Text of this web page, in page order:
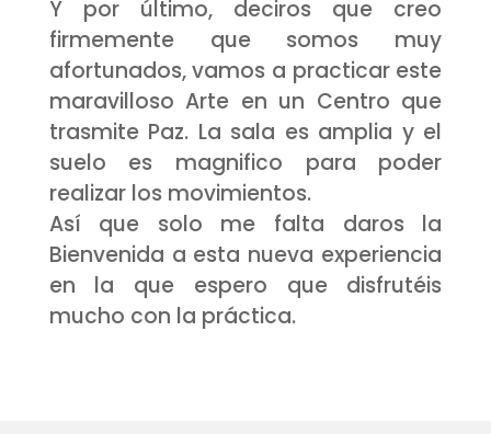
Y por último, deciros que creo
firmemente que somos muy
afortunados, vamos a practicar este
maravilloso Arte en un Centro que
trasmite Paz. La sala es amplia y el
suelo es magnifico para poder
realizar los movimientos.
Así que solo me falta daros la
Bienvenida a esta nueva experiencia
en la que espero que disfrutéis
mucho con la práctica.